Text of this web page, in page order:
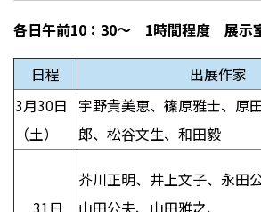
各日午前10：30～ 1時間程度 展示
日程
出展作家
3月30日
（土）
宇野貴美恵、篠原雅士、原
郎、松谷文生、和田毅
31日
芥川正明、井上文子、永田
山田公夫、山田雅之、